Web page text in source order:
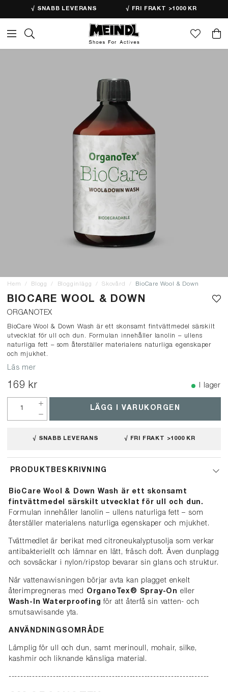
√ SNABB LEVERANS √ FRI FRAKT >1000 KR
Hem Blogg Blogginlägg Skovård BioCare Wool & Down
BIOCARE WOOL & DOWN
ORGANOTEX
BioCare Wool & Down Wash är ett skonsamt fintvättmedel särskilt
utvecklat för ull och dun. Formulan innehåller lanolin – ullens
naturliga fett – som återställer materialens naturliga egenskaper
och mjukhet.
Läs mer
169 kr I lager
LÄGG I VARUKORGEN
√ SNABB LEVERANS √ FRI FRAKT >1000 KR
PRODUKTBESKRIVNING
BioCare Wool & Down Wash är ett skonsamt
fintvättmedel särskilt utvecklat för ull och dun.
Formulan innehåller lanolin – ullens naturliga fett – som
återställer materialens naturliga egenskaper och mjukhet.
Tvättmedlet är berikat med citroneukalyptusolja som verkar
antibakteriellt och lämnar en lätt, fräsch doft. Även dunplagg
och sovsäckar i nylon/ripstop bevarar sin glans och struktur.
När vattenavvisningen börjar avta kan plagget enkelt
återimpregneras med OrganoTex® Spray-On eller
Wash-In Waterproofing för att återfå sin vatten- och
smutsavvisande yta.
ANVÄNDNINGSOMRÅDE
Lämplig för ull och dun, samt merinoull, mohair, silke,
kashmir och liknande känsliga material.
--------------------------------------------------------------------